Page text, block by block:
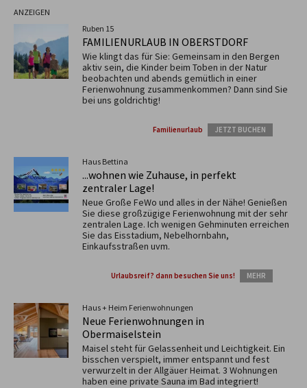
ANZEIGEN
Ruben 15
FAMILIENURLAUB IN OBERSTDORF
Wie klingt das für Sie: Gemeinsam in den Bergen
aktiv sein, die Kinder beim Toben in der Natur
beobachten und abends gemütlich in einer
Ferienwohnung zusammenkommen? Dann sind Sie
bei uns goldrichtig!
Familienurlaub JETZT BUCHEN
Haus Bettina
...wohnen wie Zuhause, in perfekt
zentraler Lage!
Neue Große FeWo und alles in der Nähe! Genießen
Sie diese großzügige Ferienwohnung mit der sehr
zentralen Lage. Ich wenigen Gehminuten erreichen
Sie das Eisstadium, Nebelhornbahn,
Einkaufsstraßen uvm.
Urlaubsreif? dann besuchen Sie uns! MEHR
Haus + Heim Ferienwohnungen
Neue Ferienwohnungen in
Obermaiselstein
Maisel steht für Gelassenheit und Leichtigkeit. Ein
bisschen verspielt, immer entspannt und fest
verwurzelt in der Allgäuer Heimat. 3 Wohnungen
haben eine private Sauna im Bad integriert!